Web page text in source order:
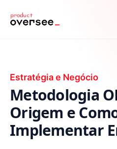
principal
Estratégia e Negócio
Metodologia
Origem e
Implementar